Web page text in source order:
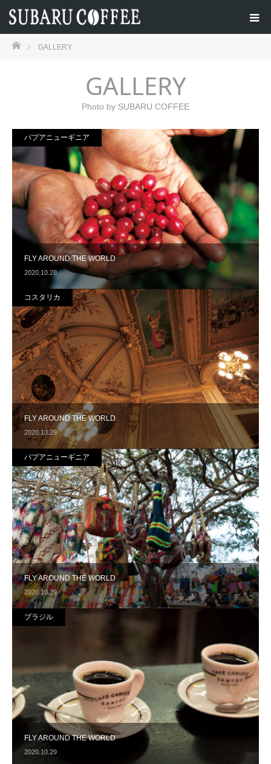
ホームGALLERY
GALLERY
Photo by SUBARU COFFEE
FLY AROUND THE WORLD
2020.10.28
パプアニューギニア
FLY AROUND THE WORLD
2020.10.29
コスタリカ
FLY AROUND THE WORLD
2020.10.29
パプアニューギニア
FLY AROUND THE WORLD
2020.10.29
ブラジル